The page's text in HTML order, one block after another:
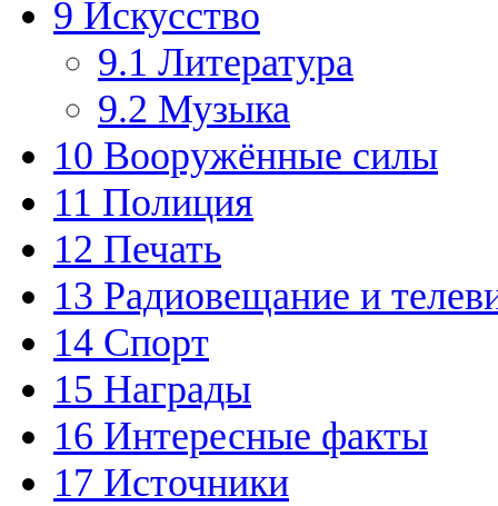
9 Искусство
9.1 Литература
9.2 Музыка
10 Вооружённые силы
11 Полиция
12 Печать
13 Радиовещание и
14 Спорт
15 Награды
16 Интересные факты
17 Источники